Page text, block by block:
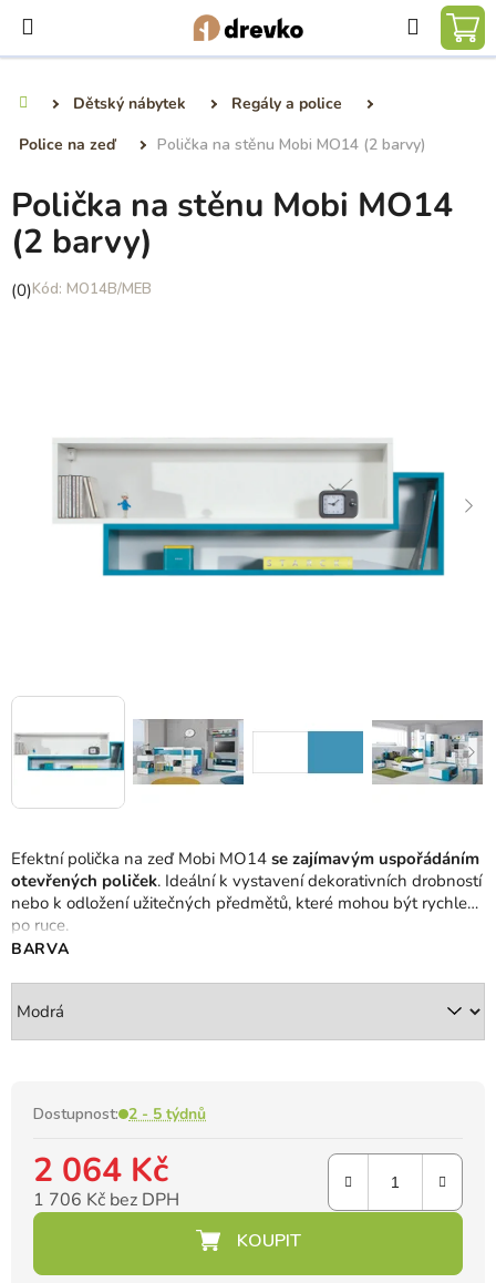
obsah
Hledat
Dětský nábytek
Regály a police
Police na zeď
Polička na stěnu Mobi MO14 (2 barvy)
Efektní polička na zeď Mobi MO14 se zajímavým uspořádáním
otevřených poliček. Ideální k vystavení dekorativních drobností
nebo k odložení užitečných předmětů, které mohou být rychle
po ruce.
BARVA
Dostupnost: 2 - 5 týdnů
2 064 Kč
1 706 Kč bez DPH
Měrná cena:
Polička na stěnu Mobi MO14
(2 barvy)
Průměrné
hvězdiček.
(0) MO14B/MEB